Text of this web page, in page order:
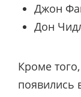
Джон
Дон
Кроме
появились